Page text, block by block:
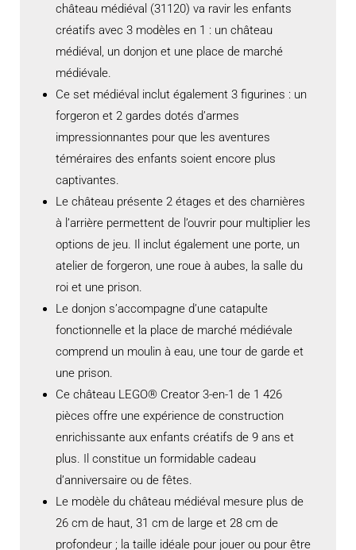
château médiéval (31120) va ravir les enfants
créatifs avec 3 modèles en 1 : un château
médiéval, un donjon et une place de marché
médiévale.
Ce set médiéval inclut également 3 figurines : un
forgeron et 2 gardes dotés d’armes
impressionnantes pour que les aventures
téméraires des enfants soient encore plus
captivantes.
Le château présente 2 étages et des charnières
à l’arrière permettent de l’ouvrir pour multiplier les
options de jeu. Il inclut également une porte, un
atelier de forgeron, une roue à aubes, la salle du
roi et une prison.
Le donjon s’accompagne d’une catapulte
fonctionnelle et la place de marché médiévale
comprend un moulin à eau, une tour de garde et
une prison.
Ce château LEGO® Creator 3-en-1 de 1 426
pièces offre une expérience de construction
enrichissante aux enfants créatifs de 9 ans et
plus. Il constitue un formidable cadeau
d’anniversaire ou de fêtes.
Le modèle du château médiéval mesure plus de
26 cm de haut, 31 cm de large et 28 cm de
profondeur ; la taille idéale pour jouer ou pour être